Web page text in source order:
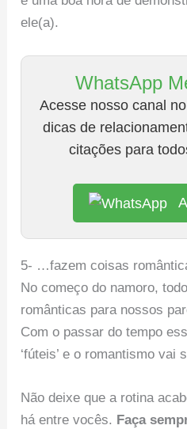
ele(a).
WhatsApp
Acesse nosso canal
dicas de
citações para
5- …fazem coisas
No começo do namoro,
românticas para nossos
Com o passar do tempo
‘fúteis’ e o romantismo vai
Não deixe que a rotina
há entre vocês. Faça